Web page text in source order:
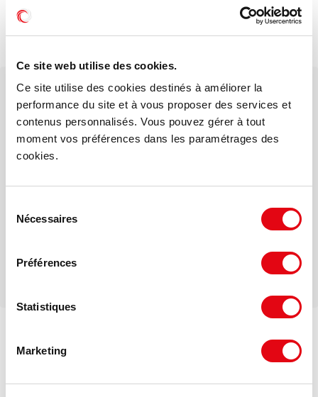
Ce site web utilise des cookies.
Ce site utilise des cookies destinés à améliorer la
performance du site et à vous proposer des services et
contenus personnalisés. Vous pouvez gérer à tout
moment vos préférences dans les paramétrages des
cookies.
Nécessaires
Préférences
Statistiques
Marketing
Liaison Bus ligne 186 vers métro 'Maire d'Ivry'
Prolongement de la ligne de Métro 14 station
Votre interlocuteur dédié
ADVENIS IDF EST
DPE - GES